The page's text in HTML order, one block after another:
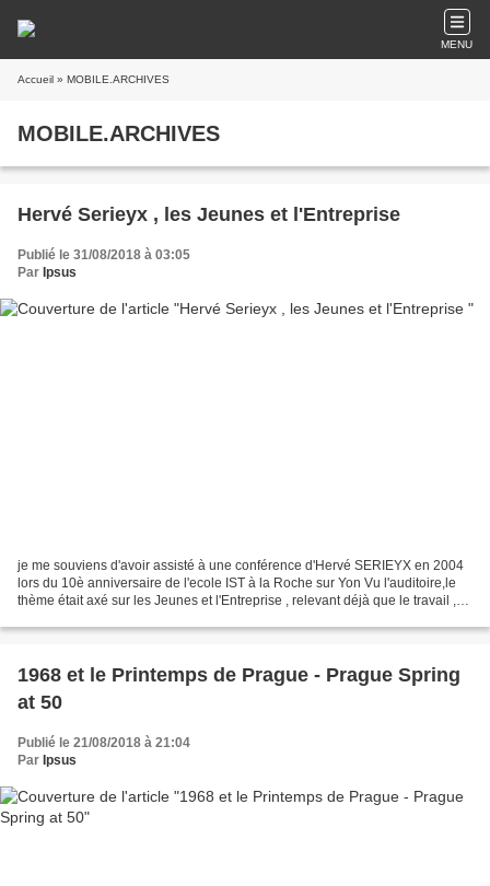
MENU
Accueil » MOBILE.ARCHIVES
MOBILE.ARCHIVES
Hervé Serieyx , les Jeunes et l'Entreprise
Publié le 31/08/2018 à 03:05
Par Ipsus
je me souviens d'avoir assisté à une conférence d'Hervé SERIEYX en 2004
lors du 10è anniversaire de l'ecole IST à la Roche sur Yon Vu l'auditoire,le
thème était axé sur les Jeunes et l'Entreprise , relevant déjà que le travail ,en
1968 et le Printemps de Prague - Prague Spring
at 50
Publié le 21/08/2018 à 21:04
Par Ipsus